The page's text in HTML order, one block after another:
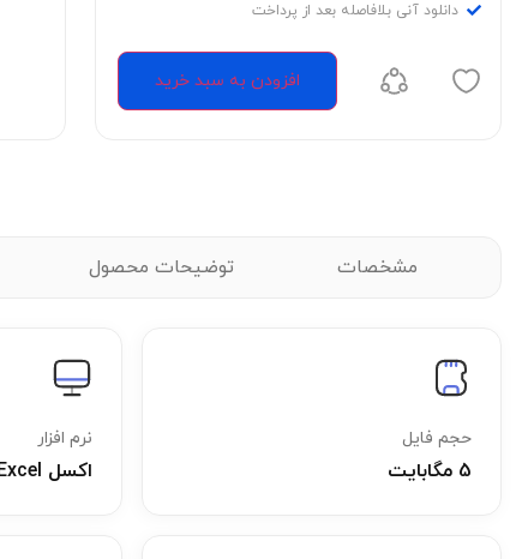
دانلود آنی بلافاصله بعد از پرداخت
افزودن به سبد خرید
مشخصات توضیحات محصول
حجم فایل
5 مگابایت
نرم افزار
اکسل Excel